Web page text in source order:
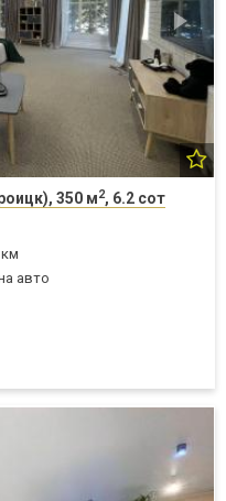
350 м2, 6.2 сот
авто